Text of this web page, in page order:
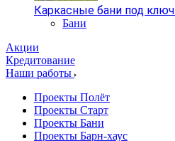
Каркасные бани под ключ
Бани
Акции
Кредитование
Наши работы
Проекты Полёт
Проекты Старт
Проекты Бани
Проекты Барн-хаус